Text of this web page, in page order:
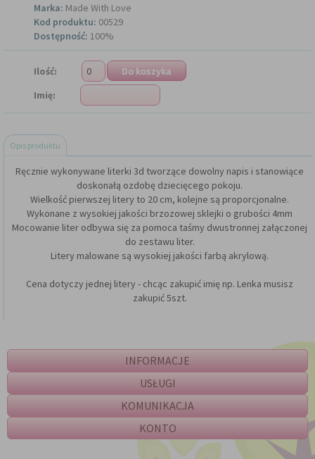
Marka: Made With Love
Kod produktu: 00529
Dostępność: 100%
Ilość:
Imię:
Opis produktu
Ręcznie wykonywane literki 3d tworzące dowolny napis i stanowiące
doskonałą ozdobę dziecięcego pokoju.
Wielkość pierwszej litery to 20 cm, kolejne są proporcjonalne.
Wykonane z wysokiej jakości brzozowej sklejki o grubości 4mm
Mocowanie liter odbywa się za pomoca taśmy dwustronnej załączonej
do zestawu liter.
Litery malowane są wysokiej jakości farbą akrylową.
Cena dotyczy jednej litery - chcąc zakupić imię np. Lenka musisz
zakupić 5szt.
INFORMACJE
USŁUGI
KOMUNIKACJA
KONTO